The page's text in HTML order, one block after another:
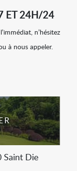
ET 24H/24
n’hésitez
à nous appeler.
Saint Die